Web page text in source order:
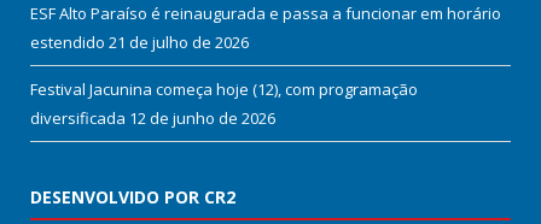
ESF Alto Paraíso é reinaugurada e passa a funcionar em horário
estendido 21 de julho de 2026
Festival Jacunina começa hoje (12), com programação
diversificada 12 de junho de 2026
DESENVOLVIDO POR CR2